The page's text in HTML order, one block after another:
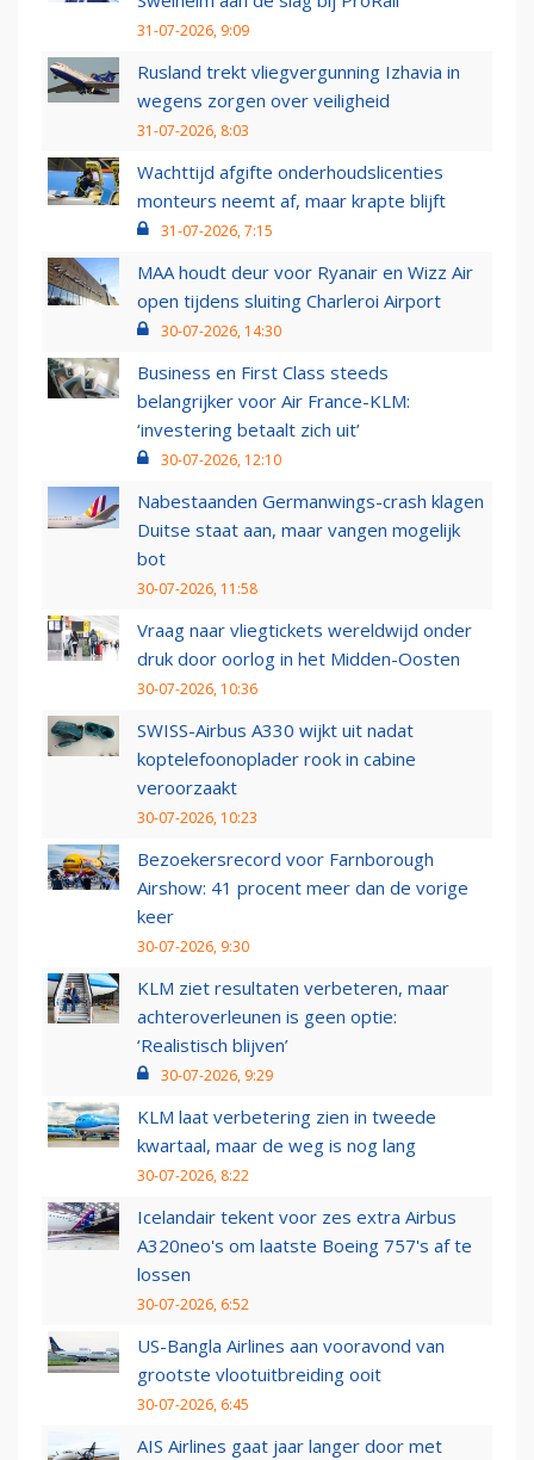
31-07-2026, 9:09
Rusland trekt vliegvergunning Izhavia in
wegens zorgen over veiligheid
31-07-2026, 8:03
Wachttijd afgifte onderhoudslicenties
monteurs neemt af, maar krapte blijft
31-07-2026, 7:15
MAA houdt deur voor Ryanair en Wizz Air
open tijdens sluiting Charleroi Airport
30-07-2026, 14:30
Business en First Class steeds
belangrijker voor Air France-KLM:
‘investering betaalt zich uit’
30-07-2026, 12:10
Nabestaanden Germanwings-crash klagen
Duitse staat aan, maar vangen mogelijk
bot
30-07-2026, 11:58
Vraag naar vliegtickets wereldwijd onder
druk door oorlog in het Midden-Oosten
30-07-2026, 10:36
SWISS-Airbus A330 wijkt uit nadat
koptelefoonoplader rook in cabine
veroorzaakt
30-07-2026, 10:23
Bezoekersrecord voor Farnborough
Airshow: 41 procent meer dan de vorige
keer
30-07-2026, 9:30
KLM ziet resultaten verbeteren, maar
achteroverleunen is geen optie:
‘Realistisch blijven’
30-07-2026, 9:29
KLM laat verbetering zien in tweede
kwartaal, maar de weg is nog lang
30-07-2026, 8:22
Icelandair tekent voor zes extra Airbus
A320neo's om laatste Boeing 757's af te
lossen
30-07-2026, 6:52
US-Bangla Airlines aan vooravond van
grootste vlootuitbreiding ooit
30-07-2026, 6:45
AIS Airlines gaat jaar langer door met